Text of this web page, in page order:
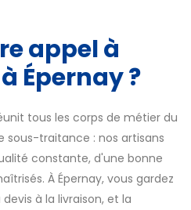
appel à
Épernay ?
tous les corps de métier du
sous-traitance : nos artisans
constante, d'une bonne
À Épernay, vous gardez
à la livraison, et la